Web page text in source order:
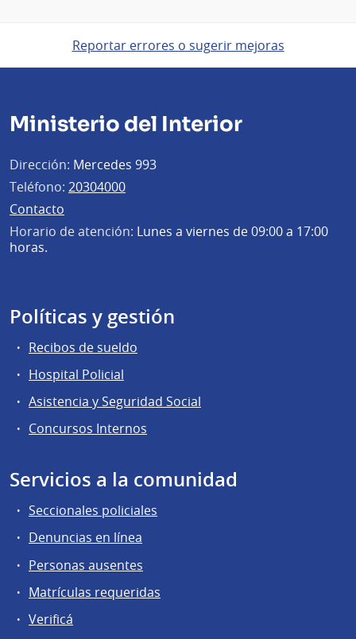
Reportar errores o sugerir mejoras
Ministerio del Interior
Dirección: Mercedes 993
Teléfono: 20304000
Contacto
Horario de atención: Lunes a viernes de 09:00 a 17:00
horas.
Políticas y gestión
Recibos de sueldo
Hospital Policial
Asistencia y Seguridad Social
Concursos Internos
Servicios a la comunidad
Seccionales policiales
Denuncias en línea
Personas ausentes
Matrículas requeridas
Verificá